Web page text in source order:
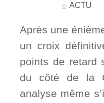
ACTU
Après une
un croix
points de retard
du côté de la
analyse même